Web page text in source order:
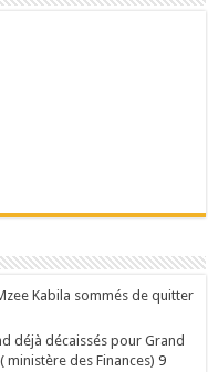
Kabila sommés de quitter
déjà décaissés pour Grand
ministère des Finances) 9